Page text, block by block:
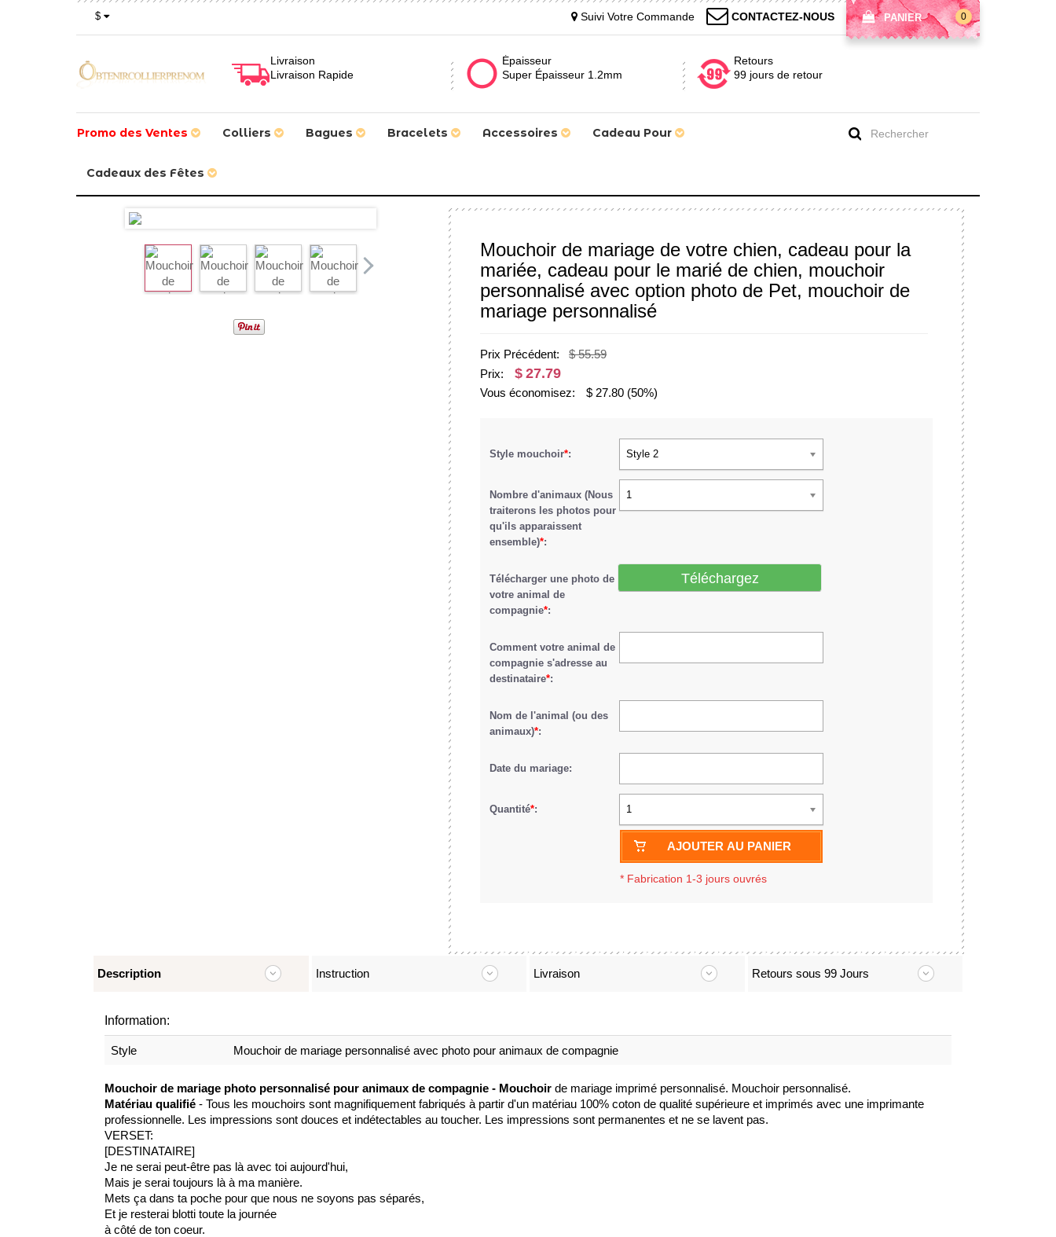
$ PANIER 0
CONTACTEZ-NOUS
Suivi Votre Commande
Livraison
Livraison Rapide
Épaisseur
Super Épaisseur 1.2mm
Retours
99 jours de retour
Promo des Ventes Colliers Bagues Bracelets Accessoires Cadeau Pour
Cadeaux des Fêtes
Mouchoir de mariage de votre chien, cadeau pour la
mariée, cadeau pour le marié de chien, mouchoir
personnalisé avec option photo de Pet, mouchoir de
mariage personnalisé
Prix Précédent:
$ 55.59
Prix:
$ 27.79
Vous économisez: $ 27.80 (50%)
Style mouchoir*: Style 2
Nombre d'animaux (Nous
traiterons les photos pour
qu'ils apparaissent
ensemble)*:
1
Télécharger une photo de
votre animal de
compagnie*:
Téléchargez
Comment votre animal de
compagnie s'adresse au
destinataire*:
Nom de l'animal (ou des
animaux)*:
Date du mariage:
Quantité*: 1
AJOUTER AU PANIER
* Fabrication 1-3 jours ouvrés
Description Instruction Livraison Retours sous 99 Jours
Information:
Style Mouchoir de mariage personnalisé avec photo pour animaux de compagnie
Mouchoir de mariage photo personnalisé pour animaux de compagnie - Mouchoir de mariage imprimé personnalisé. Mouchoir personnalisé.
Matériau qualifié - Tous les mouchoirs sont magnifiquement fabriqués à partir d'un matériau 100% coton de qualité supérieure et imprimés avec une imprimante
professionnelle. Les impressions sont douces et indétectables au toucher. Les impressions sont permanentes et ne se lavent pas.
VERSET:
[DESTINATAIRE]
Je ne serai peut-être pas là avec toi aujourd'hui,
Mais je serai toujours là à ma manière.
Mets ça dans ta poche pour que nous ne soyons pas séparés,
Et je resterai blotti toute la journée
à côté de ton coeur.